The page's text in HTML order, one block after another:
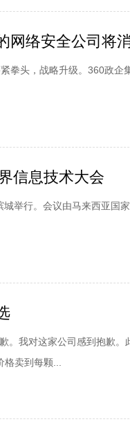
网络安全公司将
拳头，战略升级。360政企
信息技术大会
举行。会议由马来西亚国
。我对这家公司感到抱歉
卖到每颗...